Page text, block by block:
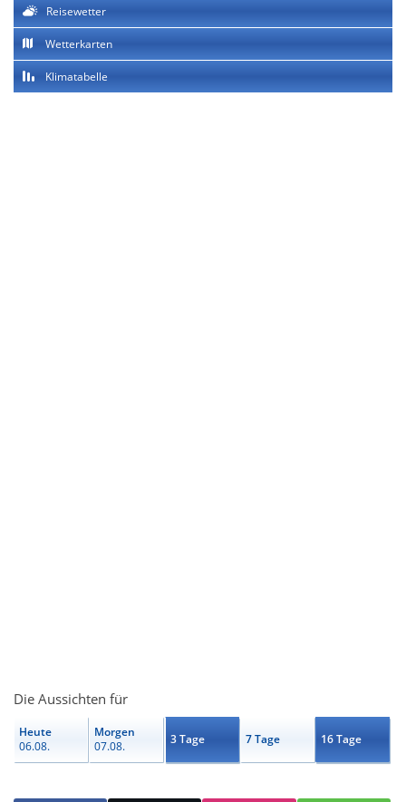
Reisewetter
Wetterkarten
Klimatabelle
Die Aussichten für
Heute
06.08.
Morgen
07.08.
3 Tage 7 Tage 16 Tage